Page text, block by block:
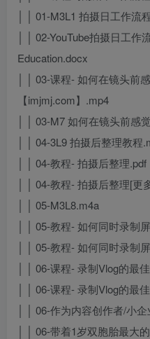
│ │ 01-M3L1 拍摄日工作流
│ │ 02-YouTube拍摄日工
Education.docx
│ │ 03-课程- 如何在镜头前
【imjmj.com】.mp4
│ │ 03-M7 如何在镜头前感
│ │ 04-3L9 拍摄后整理教程
│ │ 04-教程- 拍摄后整理.pdf
│ │ 04-教程- 拍摄后整理[
│ │ 05-M3L8.m4a
│ │ 05-教程- 如何同时录制
│ │ 05-教程- 如何同时录制
│ │ 06-课程- 录制Vlog的最
│ │ 06-课程- 录制Vlog的最
│ │ 06-作为内容创作者/小
│ │ 06-带着1岁双胞胎最大